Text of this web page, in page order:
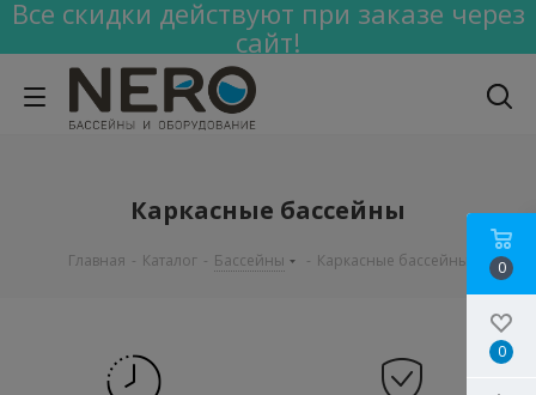
Все скидки действуют при заказе через
сайт!
Каркасные бассейны
Главная - Каталог - Бассейны - Каркасные бассейны 0
0